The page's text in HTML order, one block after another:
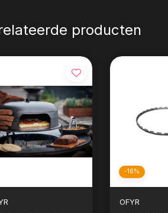
producten
-16%
OFYR